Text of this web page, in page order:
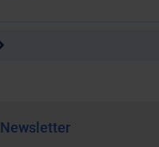
Newsletter